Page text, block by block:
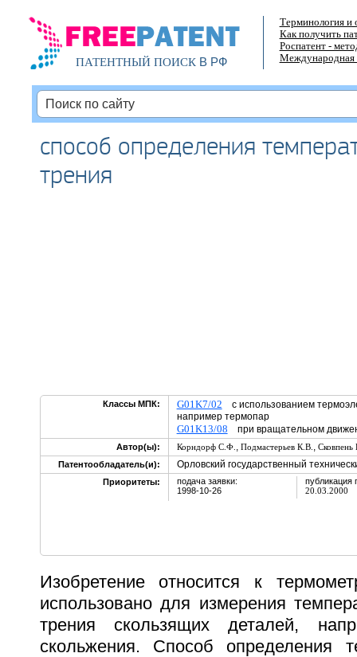
ПАТЕНТНЫЙ ПОИСКВ РФ
Терминология и
Как получить
Роспатент -
Международная
способ определения
трения
Классы МПК: G01K7/02 с использованием
например термопар
G01K13/08 при вращательном
Автор(ы): Корндорф С.Ф. , Подмастерьев К.В. , Сковпень
Патентообладатель(и):
Орловский государственный
Приоритеты:
подача заявки:
1998-10-26
публикация
20.03.2000
Изобретение относится к
использовано для измерения
трения скользящих деталей,
скольжения. Способ определения